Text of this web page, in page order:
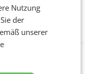
Gewinn
AMSTERDAM. Der
hat im
operativ
und die
übertroffen.
Nutzung
der
unserer